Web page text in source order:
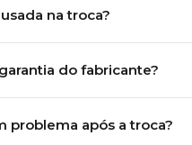
na troca?
do fabricante?
problema após a troca?